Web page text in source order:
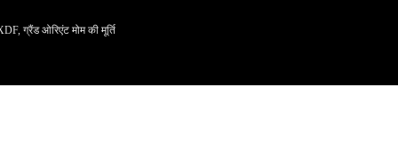
ग्रैंड ओरिएंट मोम की मूर्ति